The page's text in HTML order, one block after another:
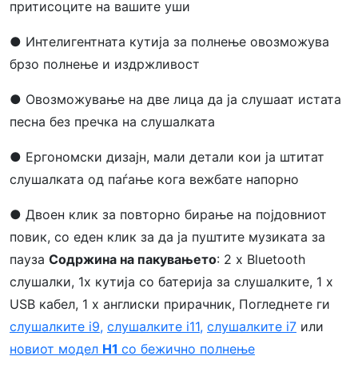
притисоците на вашите уши
● Интелигентната кутија за полнење овозможува
брзо полнење и издржливост
● Овозможување на две лица да ја слушаат истата
песна без пречка на слушалката
● Ергономски дизајн, мали детали кои ја штитат
слушалката од паѓање кога вежбате напорно
● Двоен клик за повторно бирање на појдовниот
повик, со еден клик за да ја пуштите музиката за
пауза Содржина на пакувањето: 2 x Bluetooth
слушалки, 1х кутија со батерија за слушалките, 1 x
USB кабел, 1 x англиски прирачник, Погледнете ги
слушалките i9, слушалките i11, слушалките i7 или
новиот модел H1 со бежично полнење